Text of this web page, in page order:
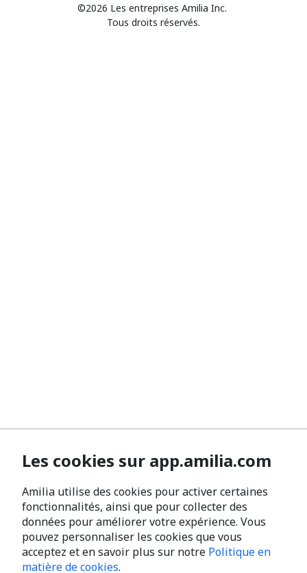
©2026 Les entreprises Amilia Inc.
Tous droits réservés.
Les cookies sur app.amilia.com
Amilia utilise des cookies pour activer certaines
fonctionnalités, ainsi que pour collecter des
données pour améliorer votre expérience. Vous
pouvez personnaliser les cookies que vous
acceptez et en savoir plus sur notre Politique en
matière de cookies.